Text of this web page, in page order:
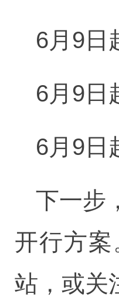
6月9日
6月9日
6月9日
下一步
开行方
站，或关